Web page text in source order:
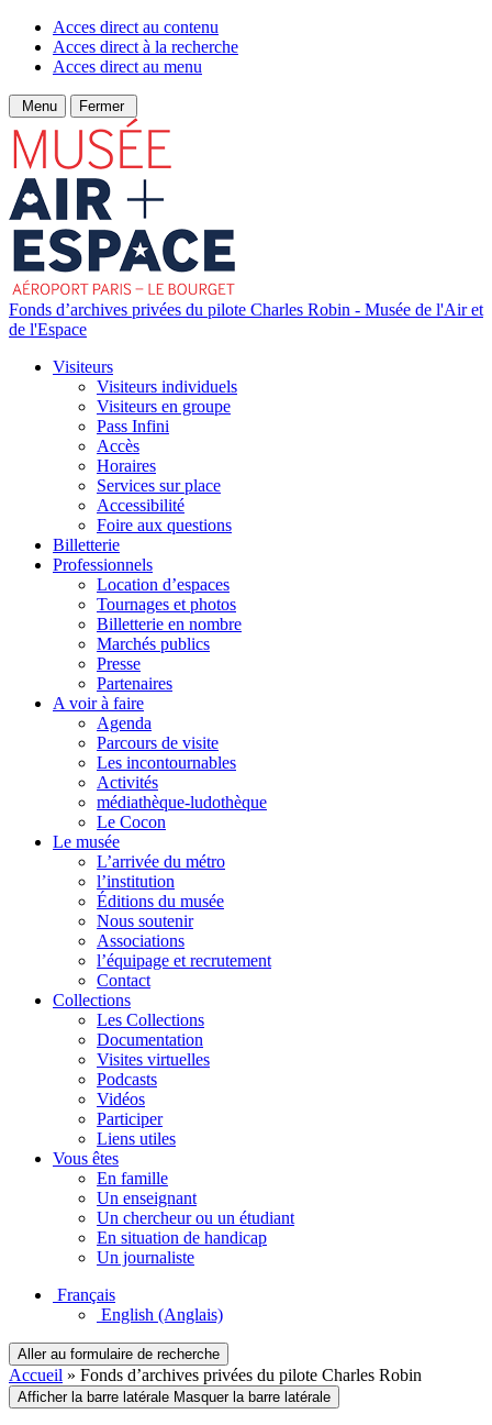
Acces direct au contenu
Acces direct à la recherche
Acces direct au menu
Menu Fermer
Fonds d’archives privées du pilote Charles Robin - Musée de l'Air et
de l'Espace
Visiteurs
Visiteurs individuels
Visiteurs en groupe
Pass Infini
Accès
Horaires
Services sur place
Accessibilité
Foire aux questions
Billetterie
Professionnels
Location d’espaces
Tournages et photos
Billetterie en nombre
Marchés publics
Presse
Partenaires
A voir à faire
Agenda
Parcours de visite
Les incontournables
Activités
médiathèque-ludothèque
Le Cocon
Le musée
L’arrivée du métro
l’institution
Éditions du musée
Nous soutenir
Associations
l’équipage et recrutement
Contact
Collections
Les Collections
Documentation
Visites virtuelles
Podcasts
Vidéos
Participer
Liens utiles
Vous êtes
En famille
Un enseignant
Un chercheur ou un étudiant
En situation de handicap
Un journaliste
Français
English (Anglais)
Aller au formulaire de recherche
Accueil » Fonds d’archives privées du pilote Charles Robin
Afficher la barre latérale Masquer la barre latérale